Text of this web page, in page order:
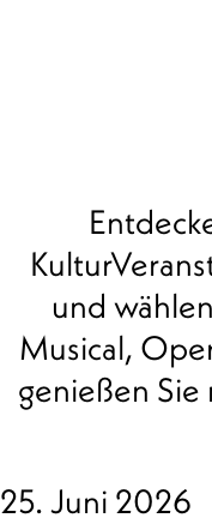
und
Musical,
genießen
25. Juni 2026
00 Uhr
03 Uhr